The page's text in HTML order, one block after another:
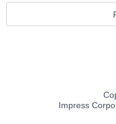
Impress